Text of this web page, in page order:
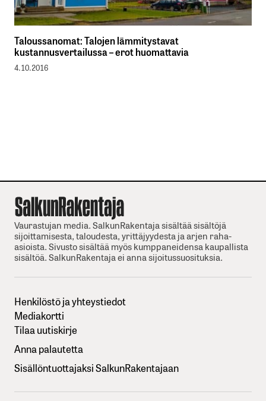
Taloussanomat: Talojen lämmitystavat
kustannusvertailussa – erot huomattavia
4.10.2016
Vaurastujan media. SalkunRakentaja sisältää sisältöjä
sijoittamisesta, taloudesta, yrittäjyydesta ja arjen raha-
asioista. Sivusto sisältää myös kumppaneidensa kaupallista
sisältöä. SalkunRakentaja ei anna sijoitussuosituksia.
Henkilöstö ja yhteystiedot
Mediakortti
Tilaa uutiskirje
Anna palautetta
Sisällöntuottajaksi SalkunRakentajaan